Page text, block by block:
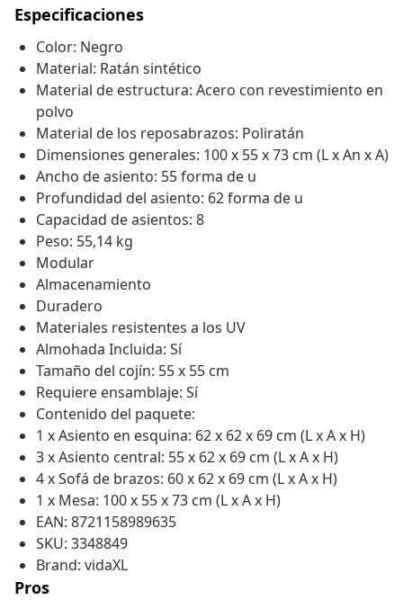
Especificaciones
Color: Negro
Material: Ratán sintético
Material de estructura: Acero con revestimiento en
polvo
Material de los reposabrazos: Poliratán
Dimensiones generales: 100 x 55 x 73 cm (L x An x A)
Ancho de asiento: 55 forma de u
Profundidad del asiento: 62 forma de u
Capacidad de asientos: 8
Peso: 55,14 kg
Modular
Almacenamiento
Duradero
Materiales resistentes a los UV
Almohada Incluida: Sí
Tamaño del cojín: 55 x 55 cm
Requiere ensamblaje: Sí
Contenido del paquete:
1 x Asiento en esquina: 62 x 62 x 69 cm (L x A x H)
3 x Asiento central: 55 x 62 x 69 cm (L x A x H)
4 x Sofá de brazos: 60 x 62 x 69 cm (L x A x H)
1 x Mesa: 100 x 55 x 73 cm (L x A x H)
EAN: 8721158989635
SKU: 3348849
Brand: vidaXL
Pros